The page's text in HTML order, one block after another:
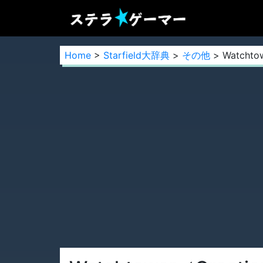
Home > Starfield大辞典 > その他 >